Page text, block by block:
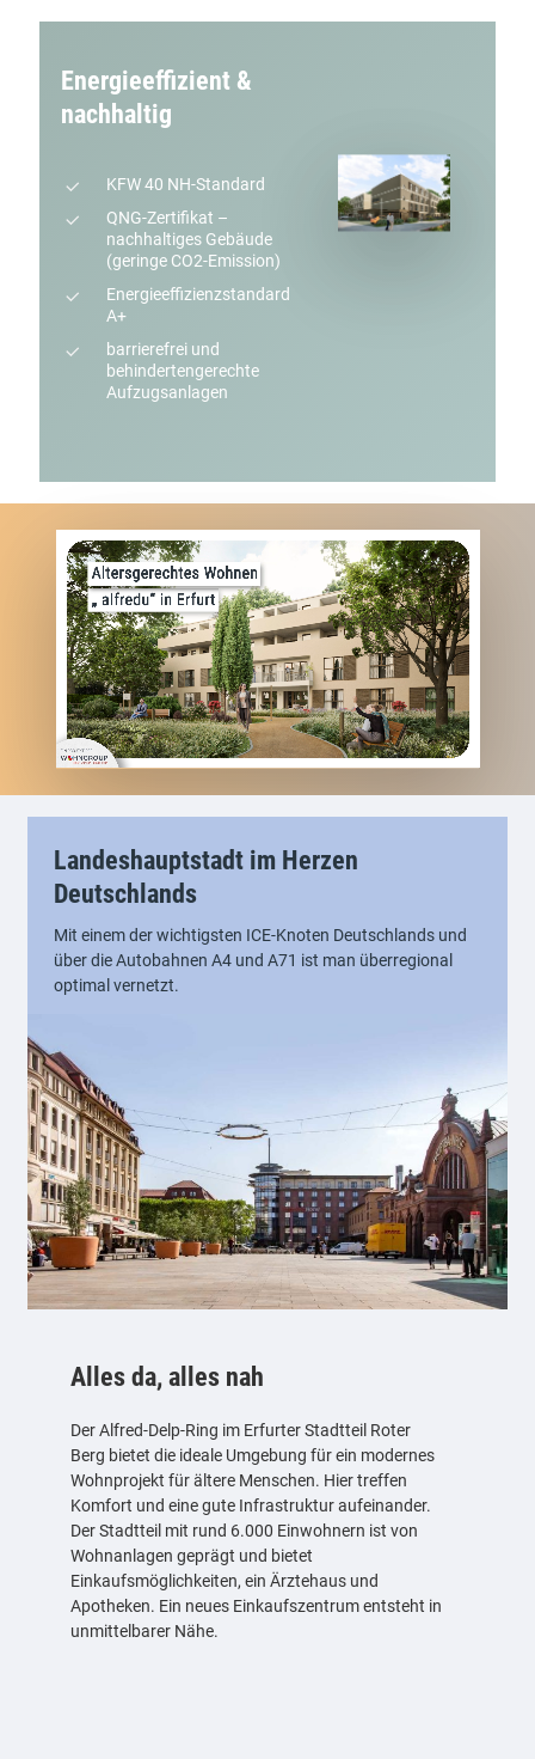
Energieeffizient &
nachhaltig
KFW 40 NH-Standard
QNG-Zertifikat –
nachhaltiges Gebäude
(geringe CO2-Emission)
Energieeffizienzstandard
A+
barrierefrei und
behindertengerechte
Aufzugsanlagen
Landeshauptstadt im Herzen
Deutschlands
Mit einem der wichtigsten ICE-Knoten Deutschlands und
über die Autobahnen A4 und A71 ist man überregional
optimal vernetzt.
Alles da, alles nah
Der Alfred-Delp-Ring im Erfurter Stadtteil Roter
Berg bietet die ideale Umgebung für ein modernes
Wohnprojekt für ältere Menschen. Hier treffen
Komfort und eine gute Infrastruktur aufeinander.
Der Stadtteil mit rund 6.000 Einwohnern ist von
Wohnanlagen geprägt und bietet
Einkaufsmöglichkeiten, ein Ärztehaus und
Apotheken. Ein neues Einkaufszentrum entsteht in
unmittelbarer Nähe.